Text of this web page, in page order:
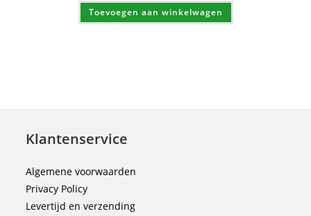
Toevoegen aan winkelwagen
Klantenservice
Algemene voorwaarden
Privacy Policy
Levertijd en verzending